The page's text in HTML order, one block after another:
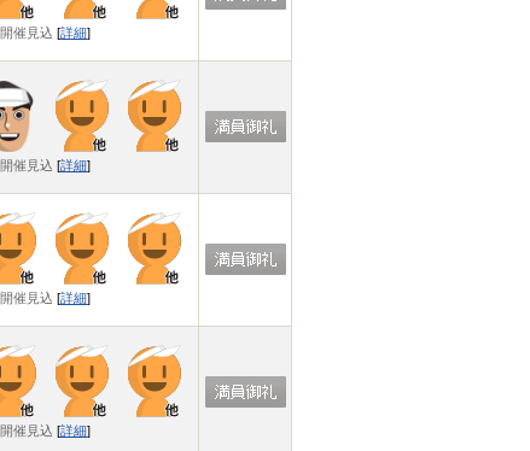
開催見込 [詳細]
開催見込 [詳細]
開催見込 [詳細]
開催見込 [詳細]